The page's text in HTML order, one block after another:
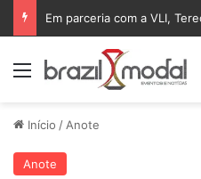
Menu
Início /Anote
Anote